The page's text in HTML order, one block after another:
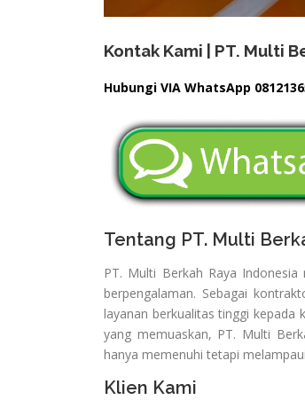
Kontak Kami | PT. Multi
Hubungi VIA WhatsApp
Tentang PT. Multi
PT. Multi Berkah Raya
berpengalaman. Sebagai
layanan berkualitas tinggi kepada
yang memuaskan, PT. Multi
hanya memenuhi tetapi
Klien Kami